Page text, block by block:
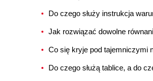
Do czego służy instrukcja
Jak rozwiązać dowolne
Co się kryje pod tajemniczymi
Do czego służą tablice, a do